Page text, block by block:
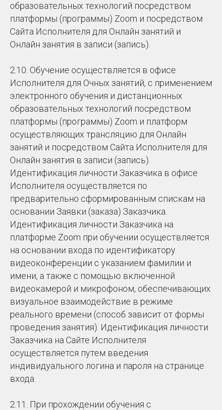
образовательных технологий посредством
платформы (программы) Zoom и посредством
Сайта Исполнителя для Онлайн занятий и
Онлайн занятия в записи (запись).
2.10. Обучение осуществляется в офисе
Исполнителя для Очных занятий, с применением
электронного обучения и дистанционных
образовательных технологий посредством
платформы (программы) Zoom и платформ
осуществляющих трансляцию для Онлайн
занятий и посредством Сайта Исполнителя для
Онлайн занятия в записи (запись).
Идентификация личности Заказчика в офисе
Исполнителя осуществляется по
предварительно сформированным спискам на
основании Заявки (заказа) Заказчика.
Идентификация личности Заказчика на
платформе Zoom при обучении осуществляется
на основании входа по идентификатору
видеоконференции с указанием фамилии и
имени, а также с помощью включенной
видеокамерой и микрофоном, обеспечивающих
визуальное взаимодействие в режиме
реального времени (способ зависит от формы
проведения занятия). Идентификация личности
Заказчика на Сайте Исполнителя
осуществляется путем введения
индивидуального логина и пароля на странице
входа.
2.11. При прохождении обучения с